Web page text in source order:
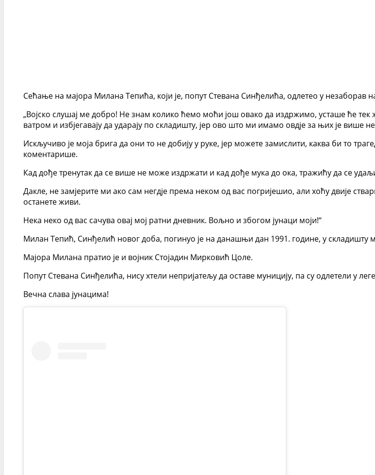
Сећање на мајора Милана Тепића, који је, попут Стевана Синђелића, одлетео у незаборав
„Војско слушај ме добро! Не знам колико ћемо моћи још овако да издржимо, усташе ће тек
ватром и избјегавају да ударају по складишту, јер ово што ми имамо овдје за њих је више
Искључиво је моја брига да они то не добију у руке, јер можете замислити, каква би то
коментарише.
Кад дође тренутак да се више не може издржати и кад дође мука до ока, тражићу да се
Дакле, не замјерите ми ако сам негдје према неком од вас погријешио, али хоћу двије
останете живи.
Нека неко од вас сачува овај мој ратни дневник. Вољно и збогом јунаци моји!“
Милан Тепић, Синђелић новог доба, погинуо је на данашњи дан 1991. године, у складишту
Мајора Милана пратио је и војник Стојадин Мирковић Цоле.
Попут Стевана Синђелића, нису хтели непријатељу да оставе муницију, па су одлетели у
Вечна слава јунацима!